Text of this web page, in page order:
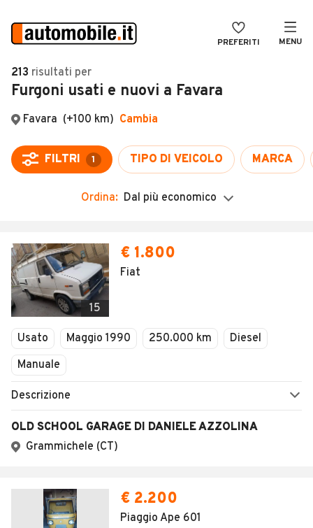
PREFERITI MENU
Auto
Auto usate
Auto Km 0
Auto Nuove
Noleggio a lungo termine
Moto
Camper
Veicoli Commerciali
Concessionari
VENDI
MAGAZINE
ACCEDI
213 risultati per
Furgoni usati e nuovi a Favara
Ordina: Dal più economico
15
€ 1.800
Fiat
Usato Maggio 1990 250.000 km
Diesel
Manuale
Descrizione
OLD SCHOOL GARAGE DI DANIELE AZZOLINA
Grammichele (CT)
€ 2.200
Piaggio Ape 601